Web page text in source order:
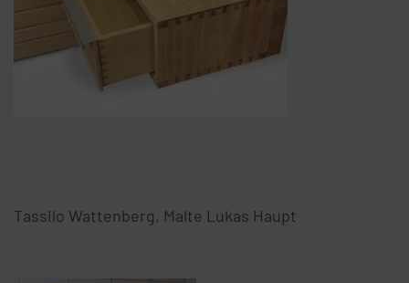
Tassilo Wattenberg, Malte Lukas Haupt